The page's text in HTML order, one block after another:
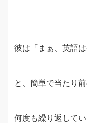
彼は「まぁ、英語
と、簡単で当たり
何度も繰り返してい